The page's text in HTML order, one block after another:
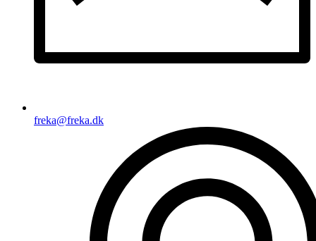
freka@freka.dk